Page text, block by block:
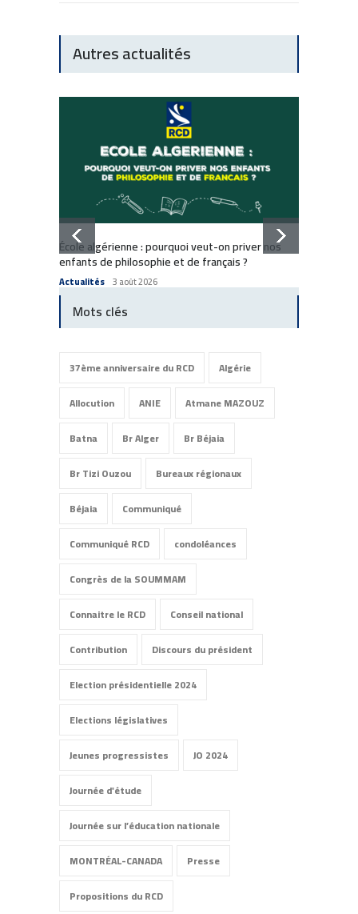
Autres actualités
École algérienne : pourquoi veut-on priver nos
enfants de philosophie et de français ?
Actualités 3 août 2026
Mots clés
37ème anniversaire du RCD
Algérie
Allocution
ANIE
Atmane MAZOUZ
Batna
Br Alger
Br Béjaia
Br Tizi Ouzou
Bureaux régionaux
Béjaia
Communiqué
Communiqué RCD
condoléances
Congrès de la SOUMMAM
Connaitre le RCD
Conseil national
Contribution
Discours du président
Election présidentielle 2024
Elections législatives
Jeunes progressistes
JO 2024
Journée d'étude
Journée sur l’éducation nationale
MONTRÉAL-CANADA
Presse
Propositions du RCD